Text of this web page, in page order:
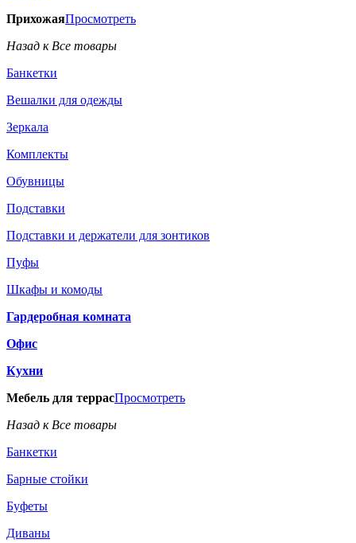
ПрихожаяПросмотреть
Назад к Все товары
Банкетки
Вешалки для одежды
Зеркала
Комплекты
Обувницы
Подставки
Подставки и держатели для зонтиков
Пуфы
Шкафы и комоды
Гардеробная комната
Офис
Кухни
Мебель для террасПросмотреть
Назад к Все товары
Банкетки
Барные стойки
Буфеты
Диваны